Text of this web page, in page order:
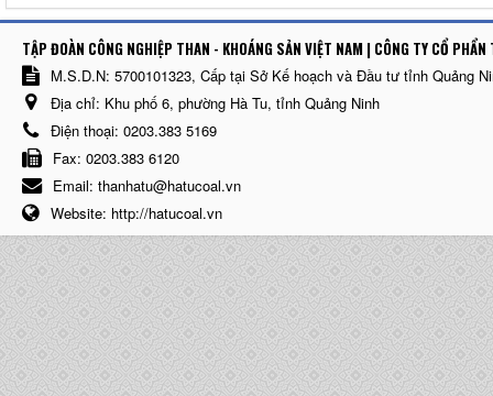
TẬP ĐOÀN CÔNG NGHIỆP THAN - KHOÁNG SẢN VIỆT NAM | CÔNG TY CỔ
M.S.D.N: 5700101323, Cấp tại Sở Kế hoạch và Đầu tư tỉnh Quảng
Địa chỉ: Khu phố 6, phường Hà Tu, tỉnh Quảng Ninh
Điện thoại: 0203.383 5169
Fax: 0203.383 6120
Email: thanhatu@hatucoal.vn
Website: http://hatucoal.vn